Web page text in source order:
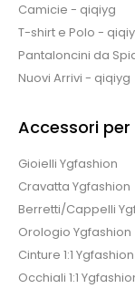
Camicie - qiqiyg
T-shirt e Polo -
Pantaloncini da
Nuovi Arrivi - qiqiyg
Accessori
Gioielli Ygfashion
Cravatta Ygfashion
Berretti/Cappelli
Orologio Ygfashion
Cinture 1:1 Ygfashion
Occhiali 1:1